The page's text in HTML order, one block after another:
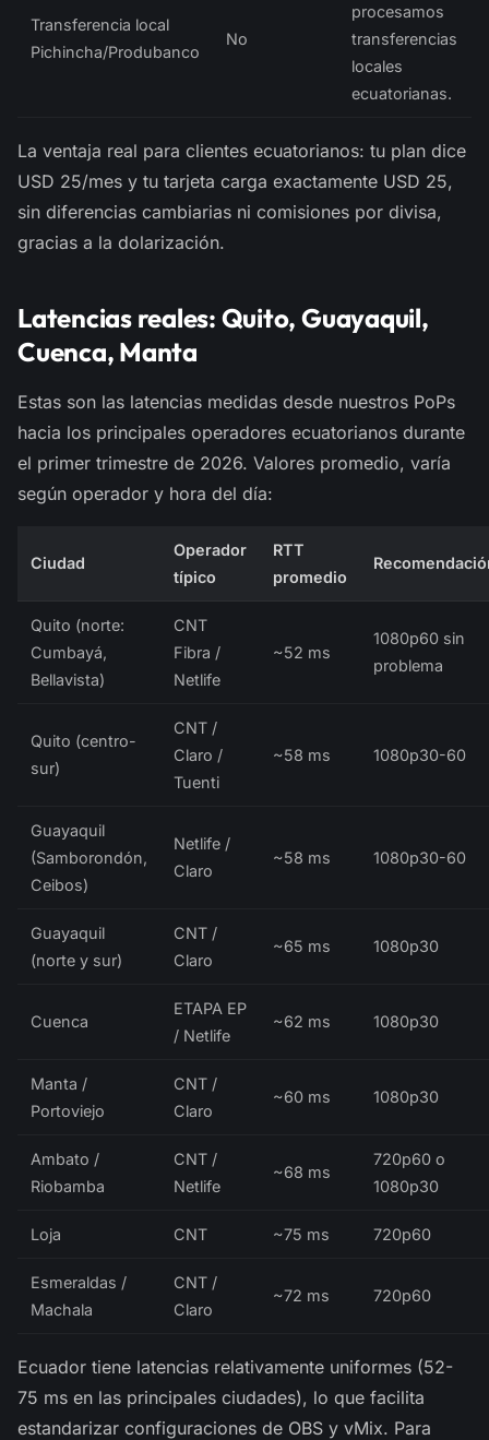
Transferencia local
Pichincha/Produbanco
No
procesamos
transferencias
locales
ecuatorianas.
La ventaja real para clientes ecuatorianos: tu plan dice
USD 25/mes y tu tarjeta carga exactamente USD 25,
sin diferencias cambiarias ni comisiones por divisa,
gracias a la dolarización.
Latencias reales: Quito, Guayaquil,
Cuenca, Manta
Estas son las latencias medidas desde nuestros PoPs
hacia los principales operadores ecuatorianos durante
el primer trimestre de 2026. Valores promedio, varía
según operador y hora del día:
Ciudad
Operador
típico
RTT
promedio
Quito (norte:
Cumbayá,
Bellavista)
CNT
Fibra /
Netlife
~52 ms
1080p60 sin
problema
Quito (centro-
sur)
CNT /
Claro /
Tuenti
~58 ms 1080p30-60
Guayaquil
(Samborondón,
Ceibos)
Netlife /
Claro
~58 ms 1080p30-60
Guayaquil
(norte y sur)
CNT /
Claro
~65 ms 1080p30
Cuenca
ETAPA EP
/ Netlife
~62 ms 1080p30
Manta /
Portoviejo
CNT /
Claro
~60 ms 1080p30
Ambato /
Riobamba
CNT /
Netlife
~68 ms
720p60 o
1080p30
Loja CNT ~75 ms 720p60
Esmeraldas /
Machala
CNT /
Claro
~72 ms 720p60
Ecuador tiene latencias relativamente uniformes (52-
75 ms en las principales ciudades), lo que facilita
estandarizar configuraciones de OBS y vMix. Para